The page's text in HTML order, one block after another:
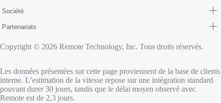
Société
Partenariats
Copyright © 2026 Remote Technology, Inc. Tous droits réservés.
Les données présentées sur cette page proviennent de la base de clients
interne. L’estimation de la vitesse repose sur une intégration standard
pouvant durer 30 jours, tandis que le délai moyen observé avec
Remote est de 2,3 jours.